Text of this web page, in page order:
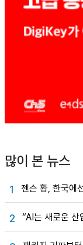
많이 본 뉴스
1 젠슨 황, 한국에
2 “AI는 새로운